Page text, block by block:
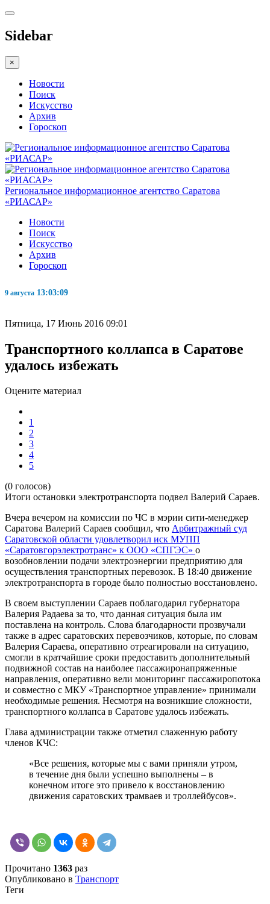
Sidebar
×
Новости
Поиск
Искусство
Архив
Гороскоп
Региональное информационное агентство Саратова
«РИАСАР»
Новости
Поиск
Искусство
Архив
Гороскоп
9 августа 13:03:10
Пятница, 17 Июнь 2016 09:01
Транспортного коллапса в Саратове
удалось избежать
Оцените материал
1
2
3
4
5
(0 голосов)
Итоги остановки электротранспорта подвел Валерий Сараев.
Вчера вечером на комиссии по ЧС в мэрии сити-менеджер
Саратова Валерий Сараев сообщил, что Арбитражный суд
Саратовской области удовлетворил иск МУПП
«Саратовгорэлектротранс» к ООО «СПГЭС» о
возобновлении подачи электроэнергии предприятию для
осуществления транспортных перевозок. В 18:40 движение
электротранспорта в городе было полностью восстановлено.
В своем выступлении Сараев поблагодарил губернатора
Валерия Радаева за то, что данная ситуация была им
поставлена на контроль. Слова благодарности прозвучали
также в адрес саратовских перевозчиков, которые, по словам
Валерия Сараева, оперативно отреагировали на ситуацию,
смогли в кратчайшие сроки предоставить дополнительный
подвижной состав на наиболее пассажиронапряженные
направления, оперативно вели мониторинг пассажиропотока
и совместно с МКУ «Транспортное управление» принимали
необходимые решения. Несмотря на возникшие сложности,
транспортного коллапса в Саратове удалось избежать.
Глава администрации также отметил слаженную работу
членов КЧС:
«Все решения, которые мы с вами приняли утром,
в течение дня были успешно выполнены – в
конечном итоге это привело к восстановлению
движения саратовских трамваев и троллейбусов».
Прочитано 1363 раз
Опубликовано в Транспорт
Теги